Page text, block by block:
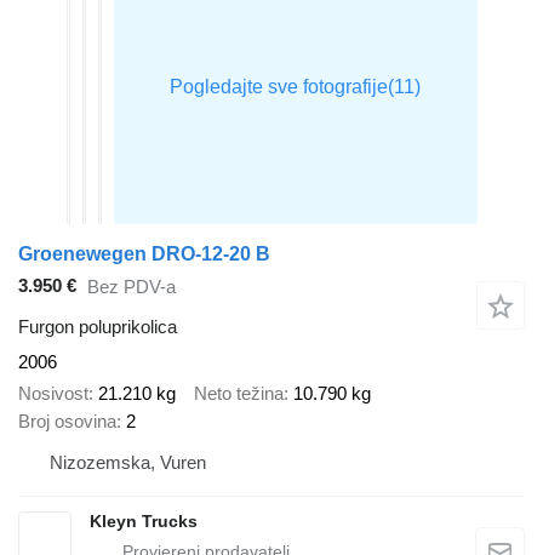
Groenewegen DRO-12-20 B
3.950 € Bez PDV-a
Furgon poluprikolica
2006
Nosivost 21.210 kg Neto težina 10.790 kg
Broj osovina 2
Nizozemska, Vuren
Kleyn Trucks